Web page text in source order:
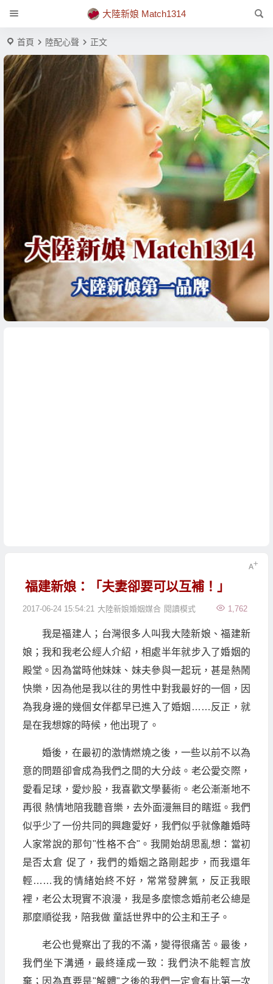
大陸新娘 Match1314
首頁 陸配心聲 正文
福建新娘：「夫妻卻要可以互補！」
2017-06-24 15:54:21 大陸新娘婚姻媒合 1,762
閱讀模式
我是福建人；台灣很多人叫我大陸新娘、福建新
娘；我和我老公經人介紹，相處半年就步入了婚姻的
殿堂。因為當時他妹妹、妹夫參與一起玩，甚是熱鬧
快樂，因為他是我以往的男性中對我最好的一個，因
為我身邊的幾個女伴都早已進入了婚姻……反正，就
是在我想嫁的時候，他出現了。
婚後，在最初的激情燃燒之後，一些以前不以為
意的問題卻會成為我們之間的大分歧。老公愛交際，
愛看足球，愛炒股，我喜歡文學藝術。老公漸漸地不
再很 熱情地陪我聽音樂，去外面漫無目的瞎逛。我們
似乎少了一份共同的興趣愛好，我們似乎就像離婚時
人家常說的那句"性格不合"。我開始胡思亂想：當初
是否太倉 促了，我們的婚姻之路剛起步，而我還年
輕……我的情緒始終不好，常常發脾氣，反正我眼
裡，老公太現實不浪漫，我是多麼懷念婚前老公總是
那麼順從我，陪我做 童話世界中的公主和王子。
老公也覺察出了我的不滿，變得很痛苦。最後，
我們坐下溝通，最終達成一致：我們決不能輕言放
棄；因為真要是"解體"之後的我們一定會有比第一次